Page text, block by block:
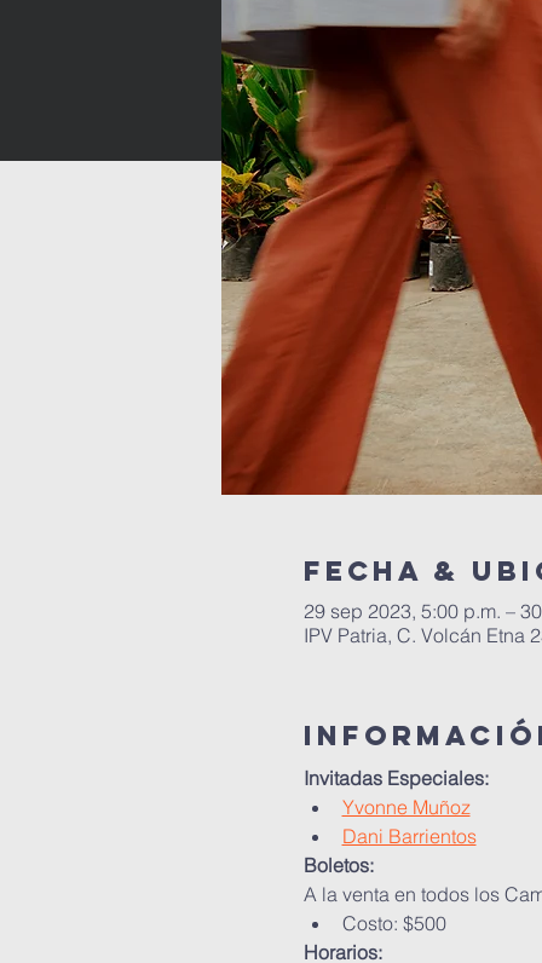
Fecha &
29 sep 2023, 5:00 p.m. –
IPV Patria, C. Volcán Etna
Invitadas Especiales:
Yvonne Muñoz
Dani Barrientos
Boletos:
A la venta en todos los
Costo: $500
Horarios: